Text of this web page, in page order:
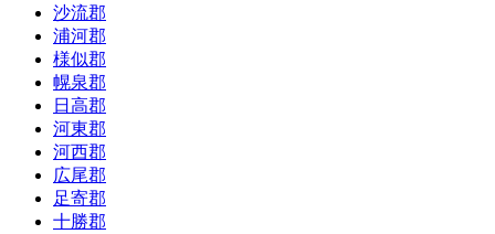
沙流郡
浦河郡
様似郡
幌泉郡
日高郡
河東郡
河西郡
広尾郡
足寄郡
十勝郡